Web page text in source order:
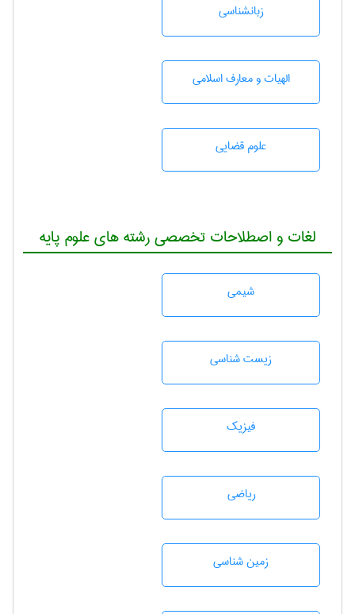
زبانشناسی
الهیات و معارف اسلامی
علوم قضایی
لغات و اصطلاحات تخصصی رشته های علوم پایه
شيمی
زيست شناسی
فیزیک
رياضی
زمين شناسی